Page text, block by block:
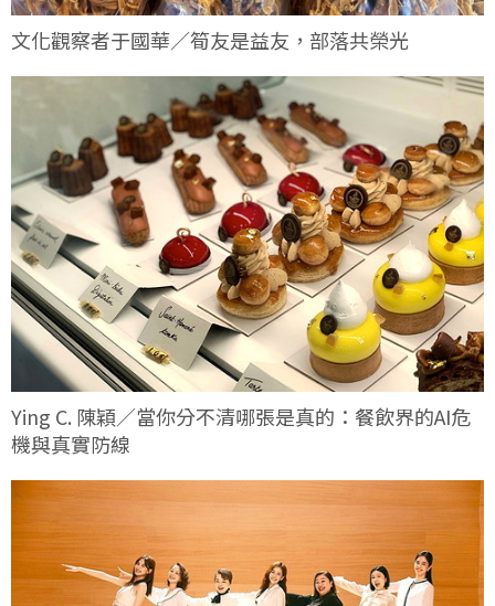
文化觀察者于國華／筍友是益友，部落共榮光
Ying C. 陳穎／當你分不清哪張是真的：餐飲界的AI危
機與真實防線